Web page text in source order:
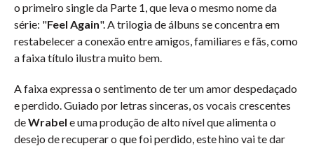
o primeiro single da Parte 1, que leva o mesmo nome da
série: "Feel Again". A trilogia de álbuns se concentra em
restabelecer a conexão entre amigos, familiares e fãs, como
a faixa título ilustra muito bem.
A faixa expressa o sentimento de ter um amor despedaçado
e perdido. Guiado por letras sinceras, os vocais crescentes
deWrabel e uma produção de alto nível que alimenta o
desejo de recuperar o que foi perdido, este hino vai te dar